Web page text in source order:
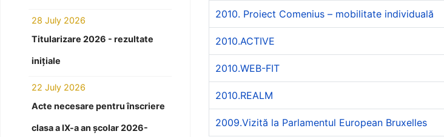
28 July 2026
Titularizare 2026 - rezultate
inițiale
22 July 2026
Acte necesare pentru înscriere
clasa a IX-a an școlar 2026-
2010. Proiect Comenius – mobilitate individuală
2010.ACTIVE
2010.WEB-FIT
2010.REALM
2009.Vizită la Parlamentul European Bruxelles